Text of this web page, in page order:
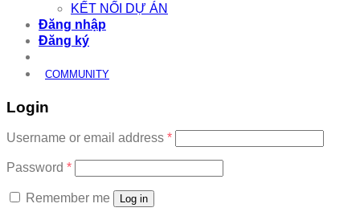
KẾT NỐI DỰ ÁN
Đăng nhập
Đăng ký
COMMUNITY
Login
Username or email address *Required
Password *Required
Remember me Log in